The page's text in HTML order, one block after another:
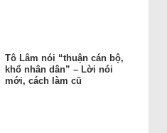
Tô Lâm nói “thuận cán bộ,
khổ nhân dân” – Lời nói
mới, cách làm cũ